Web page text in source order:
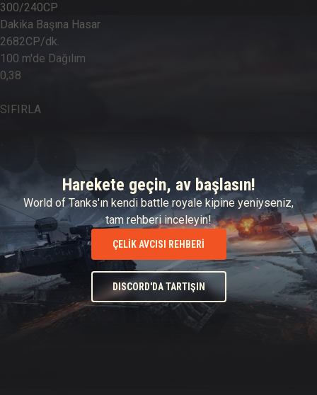
300/240CP
Dakika Başına Hasar
2682CP/dk.
100 m'de Dağılım
0,38
SIFIRLA
Harekete geçin, av başlasın!
World of Tanks'ın kendi battle royale kipine yeniyseniz,
tam rehberi inceleyin!
ÇELIK AVCISI REHBERI
DISCORD'DA TARTIŞIN